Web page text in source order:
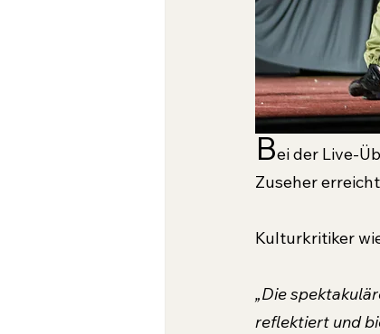
Bei der Live-
Zuseher
Kulturkritiker
„Die
reflektiert und